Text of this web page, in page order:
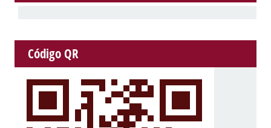
Código QR